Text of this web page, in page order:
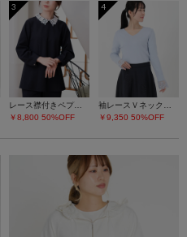
3
レース襟付きペプラムプルオーバー
￥8,800 50%OFF
4
袖レースＶネックニット
￥9,350 50%OFF